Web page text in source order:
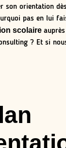
son orientation
pas en lui
scolaire
? Et si